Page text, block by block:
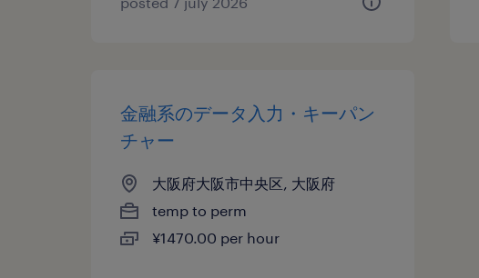
金融系のデータ入力・キーパン
チャー
大阪府大阪市中央区, 大阪府
temp to perm
¥1470.00 per hour